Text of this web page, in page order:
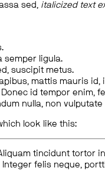
sed, italicized text
semper ligula.
suscipit metus.
mattis mauris id,
id tempor enim,
nulla, non
look like this:
tincidunt tortor
felis neque,